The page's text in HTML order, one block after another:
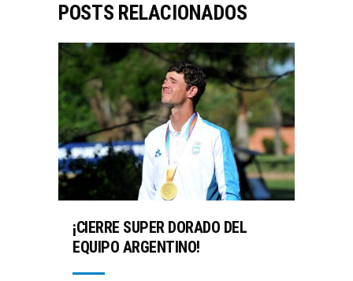
POSTS RELACIONADOS
¡CIERRE SUPER DORADO DEL
EQUIPO ARGENTINO!